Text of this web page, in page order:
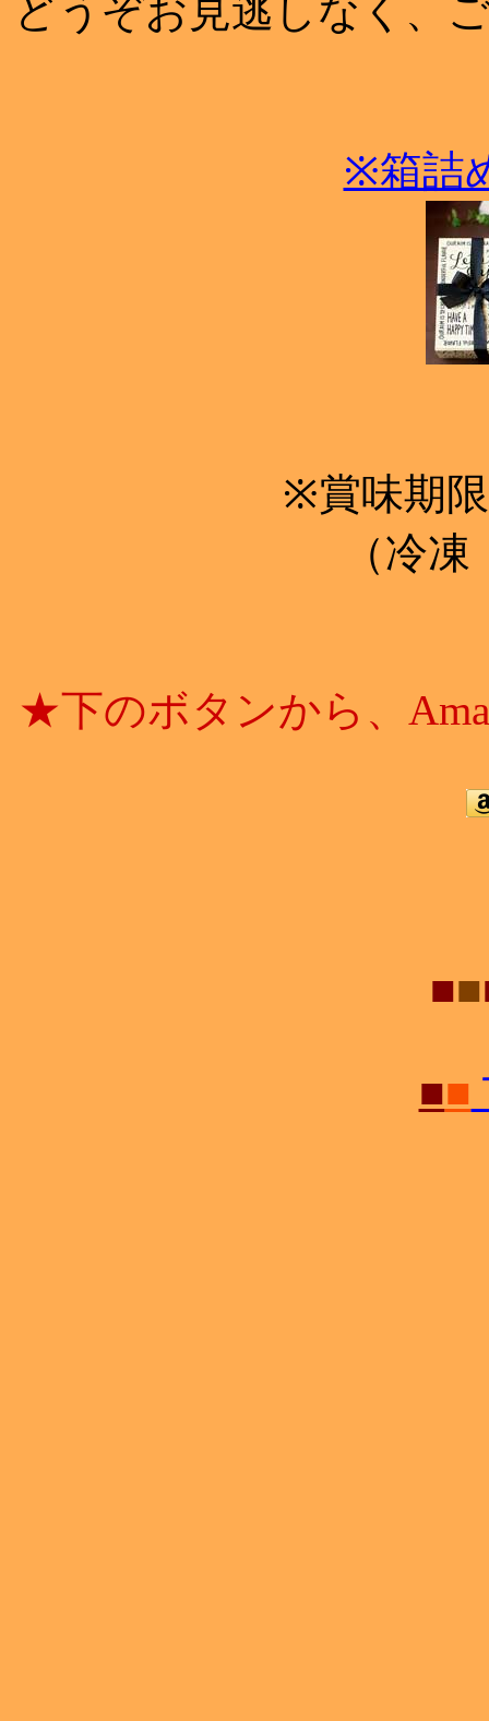
どうぞお見逃しなく、
※箱詰
※賞味期
（冷
★下のボタンから、
■■
■■